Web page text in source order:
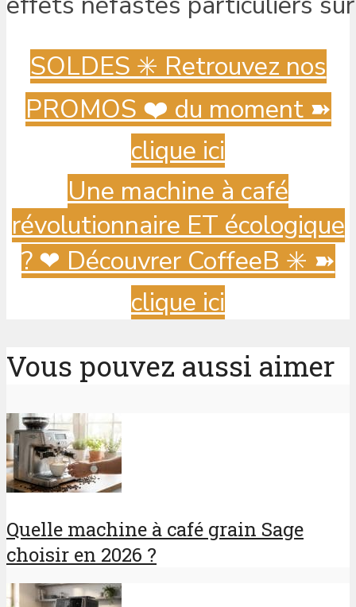
SOLDES ✳️ Retrouvez nos
PROMOS ❤️ du moment ➽
clique ici
Une machine à café
révolutionnaire ET écologique
? ️❤ Découvrer CoffeeB ✳️ ➽
clique ici
Vous pouvez aussi aimer
Quelle machine à café grain Sage
choisir en 2026 ?